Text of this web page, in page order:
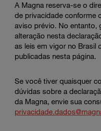
A Magna reserva-se o
de privacidade conforme
aviso prévio. No entanto,
alteração nesta
as leis em vigor no Brasil
publicadas nesta página.
Se você tiver quaisquer
dúvidas sobre a
da Magna, envie sua